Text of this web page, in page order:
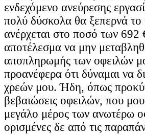
ενδεχόμενο ανεύρεσης
πολύ δύσκολα θα ξεπερνά
ανέρχεται στο ποσό των
αποτέλεσμα να μην
αποπληρωμής των οφειλών
προανέφερα ότι δύναμαι να
χρεών μου. Ήδη, όπως
βεβαιώσεις οφειλών, που
μεγάλο μέρος των ανωτέρω
ορισμένες δε από τις